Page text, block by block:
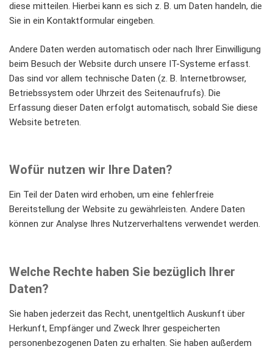
diese mitteilen. Hierbei kann es sich z. B. um Daten handeln, die
Sie in ein Kontaktformular eingeben.
Andere Daten werden automatisch oder nach Ihrer Einwilligung
beim Besuch der Website durch unsere IT-Systeme erfasst.
Das sind vor allem technische Daten (z. B. Internetbrowser,
Betriebssystem oder Uhrzeit des Seitenaufrufs). Die
Erfassung dieser Daten erfolgt automatisch, sobald Sie diese
Website betreten.
Wofür nutzen wir Ihre Daten?
Ein Teil der Daten wird erhoben, um eine fehlerfreie
Bereitstellung der Website zu gewährleisten. Andere Daten
können zur Analyse Ihres Nutzerverhaltens verwendet werden.
Welche Rechte haben Sie bezüglich Ihrer
Daten?
Sie haben jederzeit das Recht, unentgeltlich Auskunft über
Herkunft, Empfänger und Zweck Ihrer gespeicherten
personenbezogenen Daten zu erhalten. Sie haben außerdem